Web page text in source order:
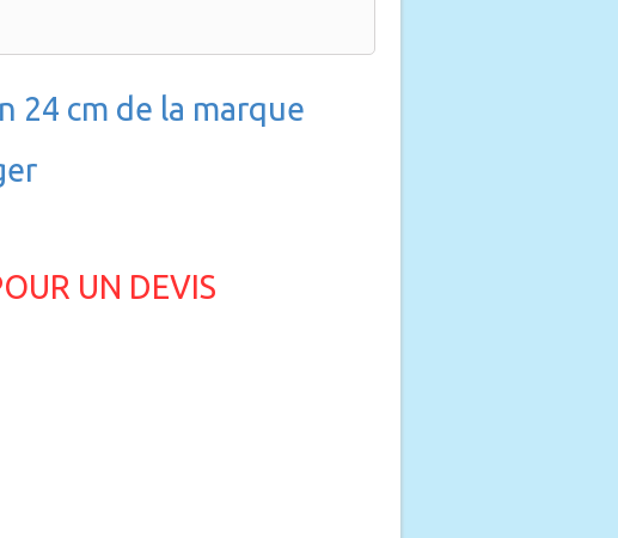
24 cm de la marque
UN DEVIS